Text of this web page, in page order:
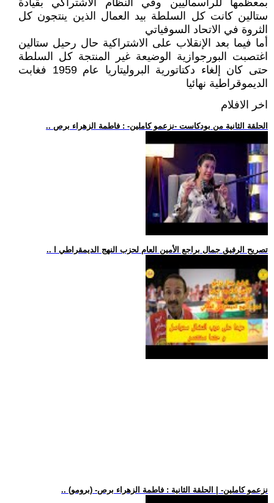
بمعظمها للرأسماليين وفي النظام الاشتراكي بقيادة
ستالين كانت كل السلطة بيد العمال الذين ينتجون كل
الثروة في الاتحاد السوفياتي
أما فيما بعد الإنقلاب على الاشتراكية حال رحيل ستالين
اغتصبت البورجوازية الوضيعة غير المنتجة كل السلطة
حتى كان إلغاء دكتاتورية البروليتاريا عام 1959 فغابت
الديموقراطية نهائيا
اخر الافلام
.. الحلقة الثانية من بودكاست -نزعمو كاملين- : فاطمة الزهراء برص
.. تصريح الرفيق جمال براجع الأمين العام لحزب النهج الديمقراطي ا
.. (برومو) -نزعمو كاملين- | الحلقة الثانية : فاطمة الزهراء برص